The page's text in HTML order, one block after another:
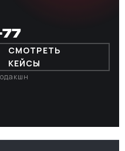
СМОТРЕТЬ
КЕЙСЫ